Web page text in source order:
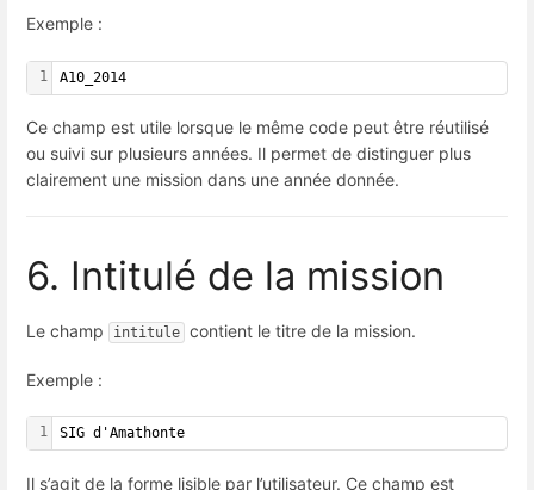
Exemple :
1 A10_2014
Ce champ est utile lorsque le même code peut être réutilisé
ou suivi sur plusieurs années. Il permet de distinguer plus
clairement une mission dans une année donnée.
6. Intitulé de la mission
Le champ intitule contient le titre de la mission.
Exemple :
1 SIG d'Amathonte
Il s’agit de la forme lisible par l’utilisateur. Ce champ est